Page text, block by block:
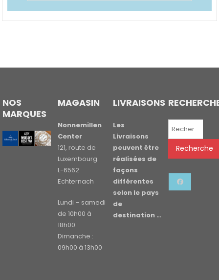
NOS
MARQUES
MAGASIN
Nonnemillen
Center
121, route de
Luxembourg
L-6562
Echternach
Lundi – samedi
de 10h00 à
18h00
Dimanche :
09h00 à 13h00
LIVRAISONS
Les
Livraisons
peuvent être
réalisées de
façons
différentes
selon le pays
de
destination …
Recherche